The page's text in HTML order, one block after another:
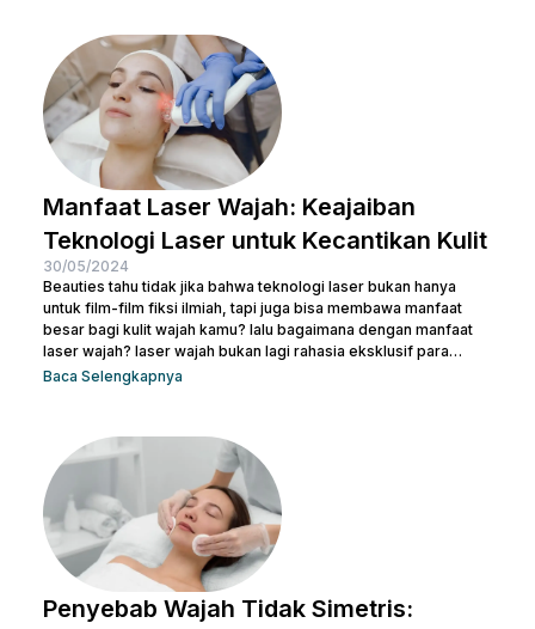
beauties mengetahui cara terbaik menghilangkan bekas luka
agar kamu bisa kembali memiliki kulit yang mulus dan percaya...
Manfaat Laser Wajah: Keajaiban
Teknologi Laser untuk Kecantikan Kulit
30/05/2024
Beauties tahu tidak jika bahwa teknologi laser bukan hanya
untuk film-film fiksi ilmiah, tapi juga bisa membawa manfaat
besar bagi kulit wajah kamu? lalu bagaimana dengan manfaat
laser wajah? laser wajah bukan lagi rahasia eksklusif para
selebriti atau ahli kecantikan. Ini adalah solusi modern yang
Jadi, jika kamu ingin memperbaiki tekstur kulit, menghilangkan
noda, atau meremajakan kulit tanpa harus melewati prosedur...
Baca Selengkapnya
Penyebab Wajah Tidak Simetris: